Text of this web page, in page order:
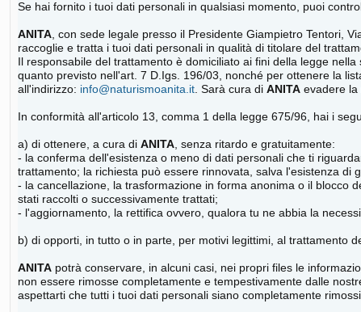
Se hai fornito i tuoi dati personali in qualsiasi momento, puoi
ANITA, con sede legale presso il Presidente Giampietro Tentori,
raccoglie e tratta i tuoi dati personali in qualità di titolare del
Il responsabile del trattamento è domiciliato ai fini della legge
quanto previsto nell'art. 7 D.Igs. 196/03, nonché per ottenere la
all'indirizzo: info@naturismoanita.it. Sarà cura di ANITA evadere la
In conformità all'articolo 13, comma 1 della legge 675/96, hai i
a) di ottenere, a cura di ANITA, senza ritardo e gratuitamente:
- la conferma dell'esistenza o meno di dati personali che ti
trattamento; la richiesta può essere rinnovata, salva l'esistenza di
- la cancellazione, la trasformazione in forma anonima o il blocco
stati raccolti o successivamente trattati;
- l'aggiornamento, la rettifica ovvero, qualora tu ne abbia la
b) di opporti, in tutto o in parte, per motivi legittimi, al trattamento
ANITA potrà conservare, in alcuni casi, nei propri files le
non essere rimosse completamente e tempestivamente dalle
aspettarti che tutti i tuoi dati personali siano completamente